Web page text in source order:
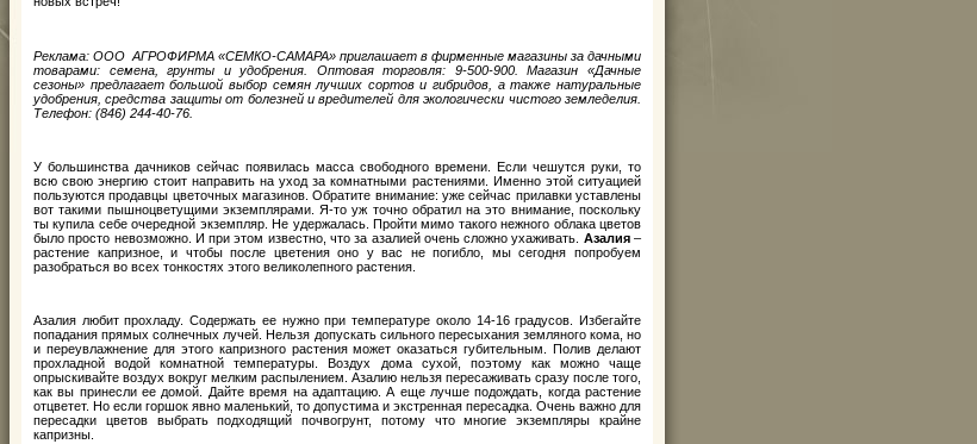
Реклама: ООО АГРОФИРМА «СЕМКО-САМАРА» приглашает в фирменные магазины за дачными
товарами: семена, грунты и удобрения. Оптовая торговля: 9-500-900. Магазин «Дачные
сезоны» предлагает большой выбор семян лучших сортов и гибридов, а также натуральные
удобрения, средства защиты от болезней и вредителей для экологически чистого земледелия.
Телефон: (846) 244-40-76.
У большинства дачников сейчас появилась масса свободного времени. Если чешутся руки, то
всю свою энергию стоит направить на уход за комнатными растениями. Именно этой ситуацией
пользуются продавцы цветочных магазинов. Обратите внимание: уже сейчас прилавки уставлены
вот такими пышноцветущими экземплярами. Я-то уж точно обратил на это внимание, поскольку
ты купила себе очередной экземпляр. Не удержалась. Пройти мимо такого нежного облака цветов
было просто невозможно. И при этом известно, что за азалией очень сложно ухаживать. Азалия–
растение капризное, и чтобы после цветения оно у вас не погибло, мы сегодня попробуем
разобраться во всех тонкостях этого великолепного растения.
Азалия любит прохладу. Содержать ее нужно при температуре около 14-16 градусов. Избегайте
попадания прямых солнечных лучей. Нельзя допускать сильного пересыхания земляного кома, но
и переувлажнение для этого капризного растения может оказаться губительным. Полив делают
прохладной водой комнатной температуры. Воздух дома сухой, поэтому как можно чаще
опрыскивайте воздух вокруг мелким распылением. Азалию нельзя пересаживать сразу после того,
как вы принесли ее домой. Дайте время на адаптацию. А еще лучше подождать, когда растение
отцветет. Но если горшок явно маленький, то допустима и экстренная пересадка. Очень важно для
пересадки цветов выбрать подходящий почвогрунт, потому что многие экземпляры крайне
капризны.